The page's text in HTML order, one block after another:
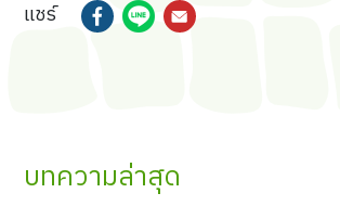
แชร์
บทความล่าสุด